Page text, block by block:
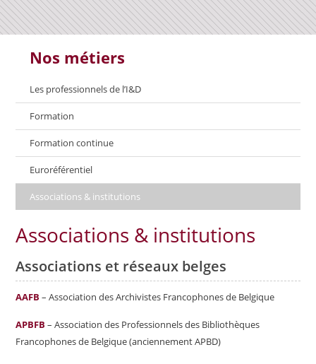
Nos métiers
Les professionnels de l’I&D
Formation
Formation continue
Euroréférentiel
Associations & institutions
Associations & institutions
Associations et réseaux belges
AAFB – Association des Archivistes Francophones de Belgique
APBFB – Association des Professionnels des Bibliothèques
Francophones de Belgique (anciennement APBD)